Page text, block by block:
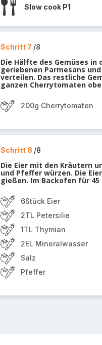
Slow cook P1
Schritt 7 /8
Die Hälfte des Gemüses
geriebenen Parmesans
verteilen. Das restliche
ganzen Cherrytomaten
200g Cherrytomaten
Schritt 8 /8
Die Eier mit den Kräutern
und Pfeffer würzen. Die
gießen. Im Backofen für
6Stück Eier
2TL Petersilie
1TL Thymian
2EL Mineralwasser
Salz
Pfeffer